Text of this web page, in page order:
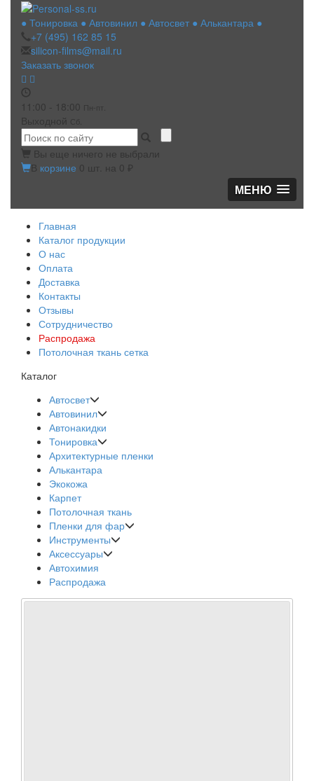
● Тонировка ● Автовинил ● Автосвет ● Алькантара ●
+7 (495) 162 85 15
silicon-films@mail.ru
Заказать звонок
11:00 - 18:00 Пн-пт.
Выходной Сб.
Вы еще ничего не выбрали
В корзине 0 шт. на 0 ₽
МЕНЮ
Главная
Каталог продукции
О нас
Оплата
Доставка
Контакты
Отзывы
Сотрудничество
Распродажа
Потолочная ткань сетка
Каталог
Автосвет
Автовинил
Автонакидки
Тонировка
Архитектурные пленки
Алькантара
Экокожа
Карпет
Потолочная ткань
Пленки для фар
Инструменты
Аксессуары
Автохимия
Распродажа